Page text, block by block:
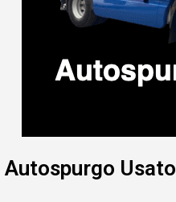
Autospurgo Usato